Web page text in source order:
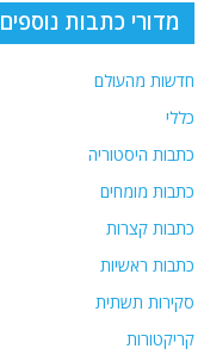
מדורי כתבות נוספים
חדשות מהעולם
כללי
כתבות היסטוריה
כתבות מומחים
כתבות קצרות
כתבות ראשיות
סקירות תשתית
קריקטורות